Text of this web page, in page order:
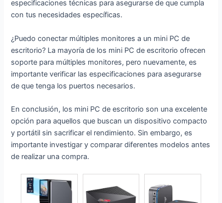
especificaciones técnicas para asegurarse de que cumpla
con tus necesidades específicas.
¿Puedo conectar múltiples monitores a un mini PC de
escritorio? La mayoría de los mini PC de escritorio ofrecen
soporte para múltiples monitores, pero nuevamente, es
importante verificar las especificaciones para asegurarse
de que tenga los puertos necesarios.
En conclusión, los mini PC de escritorio son una excelente
opción para aquellos que buscan un dispositivo compacto
y portátil sin sacrificar el rendimiento. Sin embargo, es
importante investigar y comparar diferentes modelos antes
de realizar una compra.